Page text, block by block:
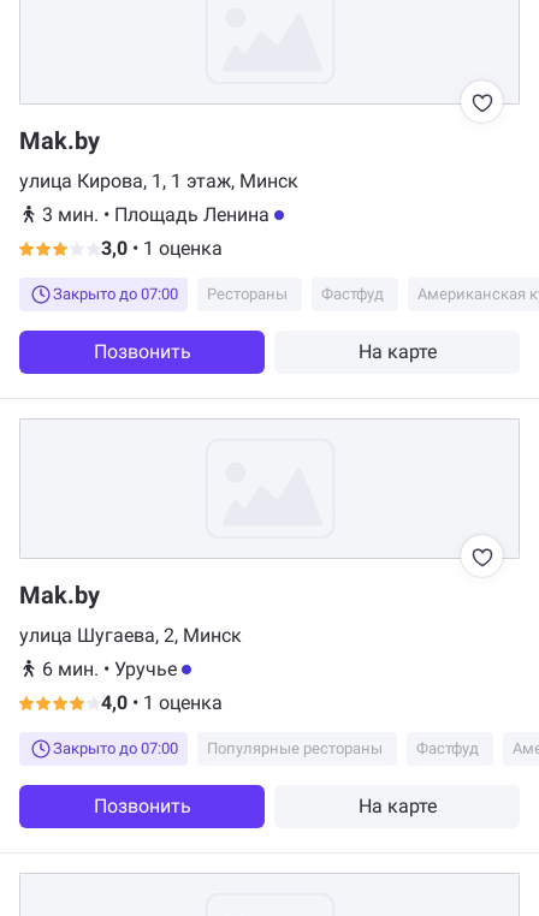
Mak.by
улица Кирова, 1, ​1 этаж, Минск
3 мин. • Площадь Ленина
3,0 • 1 оценка
Закрыто до 07:00 Рестораны Фастфуд Американская
Позвонить На карте
Mak.by
улица Шугаева, 2, Минск
6 мин. • Уручье
4,0 • 1 оценка
Закрыто до 07:00 Популярные рестораны Фастфуд
Позвонить На карте